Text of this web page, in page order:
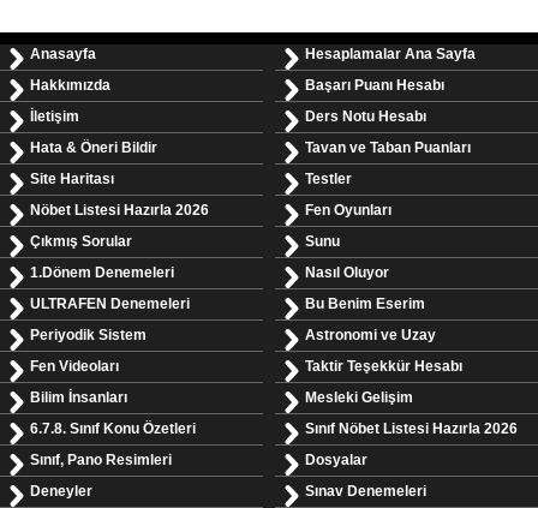
Anasayfa
Hakkımızda
İletişim
Hata & Öneri Bildir
Site Haritası
Nöbet Listesi Hazırla 2026
Çıkmış Sorular
1.Dönem Denemeleri
ULTRAFEN Denemeleri
Periyodik Sistem
Fen Videoları
Bilim İnsanları
6.7.8. Sınıf Konu Özetleri
Sınıf, Pano Resimleri
Deneyler
Hesaplamalar Ana Sayfa
Başarı Puanı Hesabı
Ders Notu Hesabı
Tavan ve Taban Puanları
Testler
Fen Oyunları
Sunu
Nasıl Oluyor
Bu Benim Eserim
Astronomi ve Uzay
Taktir Teşekkür Hesabı
Mesleki Gelişim
Sınıf Nöbet Listesi Hazırla 2026
Dosyalar
Sınav Denemeleri